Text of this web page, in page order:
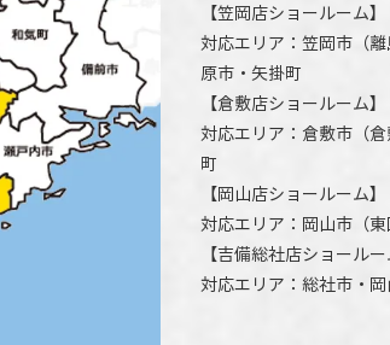
【笠岡店ショールーム】
対応エリア： 笠岡市（離
原市 ・矢掛町
【倉敷店ショールーム】
対応エリア： 倉敷市 （
町
【岡山店ショールーム】
対応エリア： 岡山市 （
【吉備総社店ショールー
対応エリア： 総社市 ・